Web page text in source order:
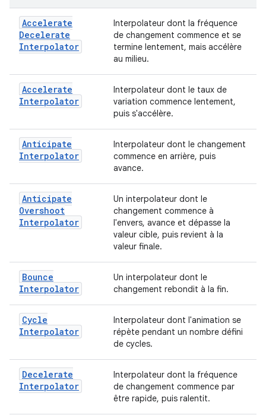
Accelerate
Decelerate
Interpolator
Interpolateur dont la fréquence
de changement commence et se
termine lentement, mais accélère
au milieu.
Accelerate
Interpolator
Interpolateur dont le taux de
variation commence lentement,
puis s'accélère.
Anticipate
Interpolator
Interpolateur dont le changement
commence en arrière, puis
avance.
Anticipate
Overshoot
Interpolator
Un interpolateur dont le
changement commence à
l'envers, avance et dépasse la
valeur cible, puis revient à la
valeur finale.
Bounce
Interpolator
Un interpolateur dont le
changement rebondit à la fin.
Cycle
Interpolator
Interpolateur dont l'animation se
répète pendant un nombre défini
de cycles.
Decelerate
Interpolator
Interpolateur dont la fréquence
de changement commence par
être rapide, puis ralentit.